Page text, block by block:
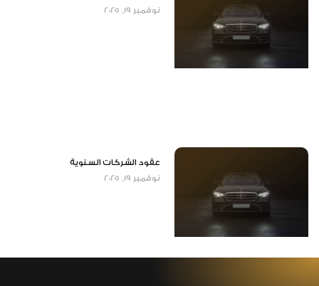
نوفمبر 19, 2025
عقود الشركات السنوية
نوفمبر 19, 2025